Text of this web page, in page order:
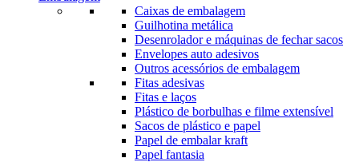
Caixas de embalagem
Guilhotina metálica
Desenrolador e máquinas de fechar sacos
Envelopes auto adesivos
Outros acessórios de embalagem
Fitas adesivas
Fitas e laços
Plástico de borbulhas e filme extensível
Sacos de plástico e papel
Papel de embalar kraft
Papel fantasia